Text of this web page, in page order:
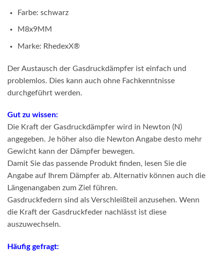
Farbe: schwarz
M8x9MM
Marke: RhedexX®
Der Austausch der Gasdruckdämpfer ist einfach und
problemlos. Dies kann auch ohne Fachkenntnisse
durchgeführt werden.
Gut zu wissen:
Die Kraft der Gasdruckdämpfer wird in Newton (N)
angegeben. Je höher also die Newton Angabe desto mehr
Gewicht kann der Dämpfer bewegen.
Damit Sie das passende Produkt finden, lesen Sie die
Angabe auf Ihrem Dämpfer ab. Alternativ können auch die
Längenangaben zum Ziel führen.
Gasdruckfedern sind als Verschleißteil anzusehen. Wenn
die Kraft der Gasdruckfeder nachlässt ist diese
auszuwechseln.
Häufig gefragt: